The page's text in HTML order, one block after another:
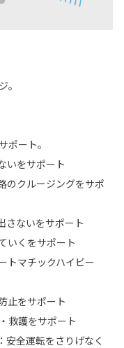
。
ポート。
いをサポート
のクルージングをサポ
さないをサポート
いくをサポート
トマチックハイビー
止をサポート
救護をサポート
全運転をさりげなく